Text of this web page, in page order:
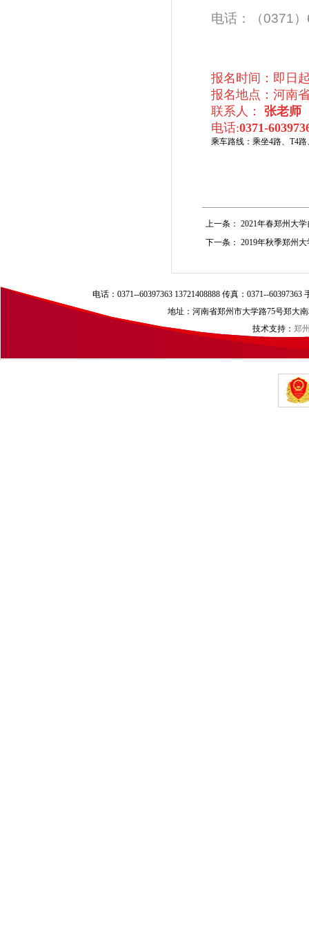
电话：（0371
报名时间：即日
报名地点：河南
联系人：
张老
电话:0371-
乘车路线：乘坐4路、T4
上一条： 2021年春郑州大
下一条： 2019年秋季郑州
电话：0371--60397363 13721408888 传真：0371--
地址：河南省郑州市大学路75号郑大
技术支持： 郑